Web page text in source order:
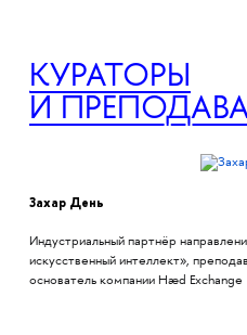
КУРАТОРЫ
И
Захар День
Индустриальный партнёр
искусственный интеллект»,
основатель компании Hæd Exchange